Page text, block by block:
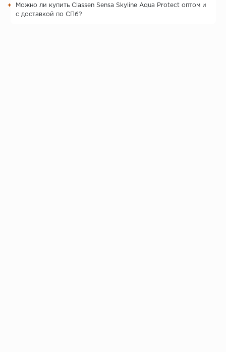
Можно ли купить Classen Sensa Skyline Aqua Protect оптом и
с доставкой по СПб?